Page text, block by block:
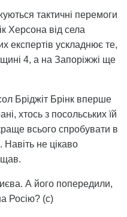
тактичні перемоги
Херсона від села
експертів ускладнює те,
4, а на Запоріжжі ще
Бріджіт Брінк вперше
хтось з посольських їй
всього спробувати в
не цікаво
А його попередили,
Росію? (с)